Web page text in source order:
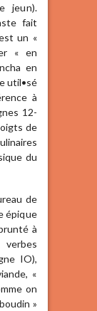
jeun).
fait
un «
« en
en
util•sé
à
12-
de
du
de
épique
à
verbes
IO),
«
on
»